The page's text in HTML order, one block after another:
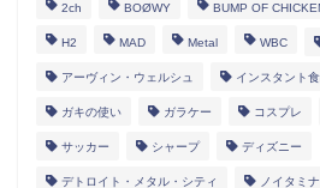
2ch BOØWY BUMP OF
H2 MAD Metal WBC
アーヴィン・ウェルシュ インスタント
ガキの使い ガラケー コスプレ
サッカー シャープ ディズニー
デトロイト・メタル・シティ ノイタミナ